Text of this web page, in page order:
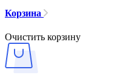
Корзина
Очистить корзину